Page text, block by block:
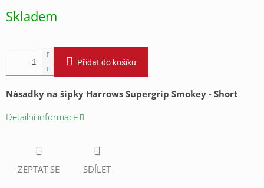
Skladem
Přidat do košíku
Násadky na šipky Harrows Supergrip Smokey - Short
Detailní informace
ZEPTAT SE SDÍLET